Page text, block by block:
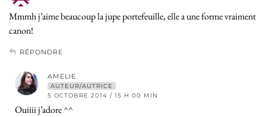
Mmmh j’aime beaucoup la jupe portefeuille, elle a une forme vraiment
canon!
RÉPONDRE
AMELIE
AUTEUR/AUTRICE
5 OCTOBRE 2014 / 15 H 00 MIN
Ouiiii j’adore ^^